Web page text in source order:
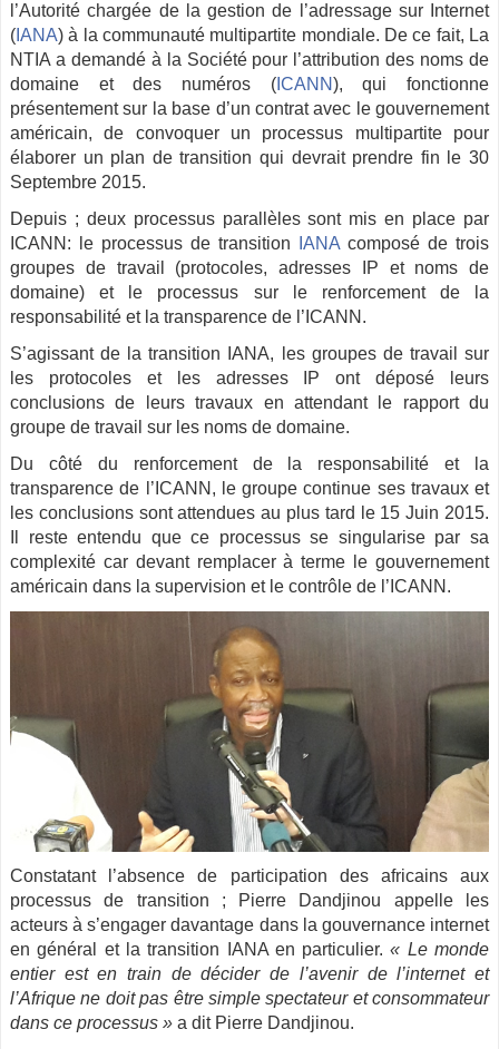
l’Autorité chargée de la gestion de l’adressage sur Internet
( IANA) à la communauté multipartite mondiale. De ce fait, La
NTIA a demandé à la Société pour l’attribution des noms de
domaine et des numéros (ICANN), qui fonctionne
présentement sur la base d’un contrat avec le gouvernement
américain, de convoquer un processus multipartite pour
élaborer un plan de transition qui devrait prendre fin le 30
Septembre 2015.
Depuis ; deux processus parallèles sont mis en place par
ICANN: le processus de transition
IANA composé de trois
groupes de travail (protocoles, adresses IP et noms de
domaine) et le processus sur le renforcement de la
responsabilité et la transparence de l’ICANN.
S’agissant de la transition IANA, les groupes de travail sur
les protocoles et les adresses IP ont déposé leurs
conclusions de leurs travaux en attendant le rapport du
groupe de travail sur les noms de domaine.
Du côté du renforcement de la responsabilité et la
transparence de l’ICANN, le groupe continue ses travaux et
les conclusions sont attendues au plus tard le 15 Juin 2015.
Il reste entendu que ce processus se singularise par sa
complexité car devant remplacer à terme le gouvernement
américain dans la supervision et le contrôle de l’ICANN.
Constatant l’absence de participation des africains aux
processus de transition ; Pierre Dandjinou appelle les
acteurs à s’engager davantage dans la gouvernance internet
en général et la transition IANA en particulier. « Le monde
entier est en train de décider de l’avenir de l’internet et
l’Afrique ne doit pas être simple spectateur et consommateur
dans ce processus » a dit Pierre Dandjinou.